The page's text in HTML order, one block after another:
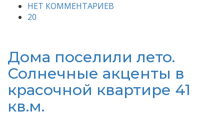
НЕТ КОММЕНТАРИЕВ
20
Дома поселили лето.
Солнечные акценты в
красочной квартире 41
кв.м.